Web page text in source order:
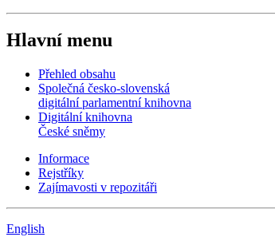
Hlavní menu
Přehled obsahu
Společná česko-slovenská
digitální parlamentní knihovna
Digitální knihovna
České sněmy
Informace
Rejstříky
Zajímavosti v repozitáři
English